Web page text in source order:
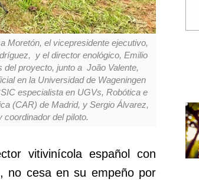
Moretón, el vicepresidente ejecutivo,
y el director enológico, Emilio
proyecto, junto a João Valente,
en la Universidad de Wageningen
especialista en UGVs, Robótica e
(CAR) de Madrid, y Sergio Álvarez,
del piloto.
vitivinícola español con
no cesa en su empeño por